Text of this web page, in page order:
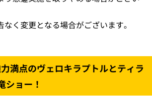
なく変更となる場合がございます。
満点のヴェロキラプトルとティラ
ショー！